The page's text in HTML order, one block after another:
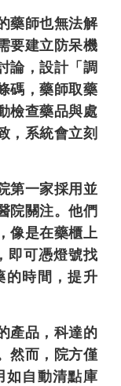
藥師也無法解
要建立防呆機
論，設計「調
碼，藥師取藥
檢查藥品與處
，系統會立刻
第一家採用並
院關注。他們
像是在藥櫃上
即可憑燈號找
的時間，提升
產品，科達的
然而，院方僅
如自動清點庫